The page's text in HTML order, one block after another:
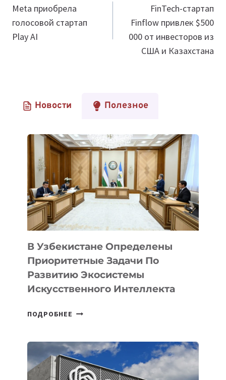
по
записям
Meta приобрела
голосовой стартап
Play AI
FinTech-стартап
Finflow привлек $500
000 от инвесторов из
США и Казахстана
Новости Полезное
В Узбекистане Определены
Приоритетные Задачи По
Развитию Экосистемы
Искусственного Интеллекта
ПОДРОБНЕЕ
ПРИОРИТЕТНЫЕ
ЗАДАЧИ
ПО